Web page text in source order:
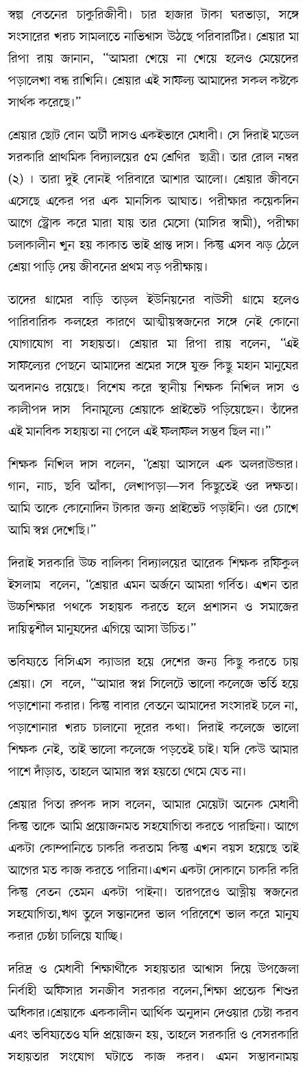
স্বল্প বেতনের চাকুরিজীবী। চার হাজার টাকা ঘরভাড়া, সঙ্গে
সংসারের খরচ সামলাতে নাভিশ্বাস উঠছে পরিবারটির। শ্রেয়ার মা
রিপা রায় জানান, “আমরা খেয়ে না খেয়ে হলেও মেয়েদের
পড়ালেখা বন্ধ রাখিনি। শ্রেয়ার এই সাফল্য আমাদের সকল কষ্টকে
সার্থক করেছে।”
শ্রেয়ার ছোট বোন অর্চী দাসও একইভাবে মেধাবী। সে দিরাই মডেল
সরকারি প্রাথমিক বিদ্যালয়ের ৫ম শ্রেণির ছাত্রী। তার রোল নম্বর
(২) । তারা দুই বোনই পরিবারে আশার আলো। শ্রেয়ার জীবনে
এসেছে একের পর এক মানসিক আঘাত। পরীক্ষার কয়েকদিন
আগে স্ট্রোক করে মারা যায় তার মেসো (মাসির স্বামী), পরীক্ষা
চলাকালীন খুন হয় কাকাত ভাই প্রান্ত দাস। কিন্তু এসব ঝড় ঠেলে
শ্রেয়া পাড়ি দেয় জীবনের প্রথম বড় পরীক্ষায়।
তাদের গ্রামের বাড়ি তাড়ল ইউনিয়নের বাউসী গ্রামে হলেও
পারিবারিক কলহের কারণে আত্মীয়স্বজনের সঙ্গে নেই কোনো
যোগাযোগ বা সহায়তা। শ্রেয়ার মা রিপা রায় বলেন, “এই
সাফল্যের পেছনে আমাদের শ্রমের সঙ্গে যুক্ত কিছু মহান মানুষের
অবদানও রয়েছে। বিশেষ করে স্থানীয় শিক্ষক নিখিল দাস ও
কালীপদ দাস বিনামূল্যে শ্রেয়াকে প্রাইভেট পড়িয়েছেন। তাঁদের
এই মানবিক সহায়তা না পেলে এই ফলাফল সম্ভব ছিল না।”
শিক্ষক নিখিল দাস বলেন, “শ্রেয়া আসলে এক অলরাউন্ডার।
গান, নাচ, ছবি আঁকা, লেখাপড়া—সব কিছুতেই ওর দক্ষতা।
আমি তাকে কোনোদিন টাকার জন্য প্রাইভেট পড়াইনি। ওর চোখে
আমি স্বপ্ন দেখেছি।”
দিরাই সরকারি উচ্চ বালিকা বিদ্যালয়ের আরেক শিক্ষক রফিকুল
ইসলাম বলেন, “শ্রেয়ার এমন অর্জনে আমরা গর্বিত। এখন তার
উচ্চশিক্ষার পথকে সহায়ক করতে হলে প্রশাসন ও সমাজের
দায়িত্বশীল মানুষদের এগিয়ে আসা উচিত।”
ভবিষ্যতে বিসিএস ক্যাডার হয়ে দেশের জন্য কিছু করতে চায়
শ্রেয়া। সে বলে, “আমার স্বপ্ন সিলেটে ভালো কলেজে ভর্তি হয়ে
পড়াশোনা করার। কিন্তু বাবার বেতনে আমাদের সংসারই চলে না,
পড়াশোনার খরচ চালানো দূরের কথা। দিরাই কলেজে ভালো
শিক্ষক নেই, তাই ভালো কলেজে পড়তেই চাই। যদি কেউ আমার
পাশে দাঁড়াত, তাহলে আমার স্বপ্ন হয়তো থেমে যেত না।
শ্রেয়ার পিতা রুপক দাস বলেন, আমার মেয়েটা অনেক মেধাবী
কিন্তু তাকে আমি প্রয়োজনমত সহযোগিতা করতে পারছিনা। আগে
একটা কোম্পানিতে চাকরি করতাম কিন্তু এখন বয়স হয়েছে তাই
আগের মত কাজ করতে পারিনা।এখন একটা দোকানে চাকরি করি
কিন্তু বেতন তেমন একটা পাইনা। তারপরেও আত্নীয় স্বজনের
সহযোগিতা,ঋণ তুলে সন্তানদের ভাল পরিবেশে ভাল করে মানুষ
করার চেষ্ঠা চালিয়ে যাচ্ছি।
দরিদ্র ও মেধাবী শিক্ষার্থীকে সহায়তার আশ্বাস দিয়ে উপজেলা
নির্বাহী অফিসার সনজীব সরকার বলেন,শিক্ষা প্রত্যেক শিশুর
অধিকার।শ্রেয়াকে এককালীন আর্থিক অনুদান দেওয়ার চেষ্টা করব
এবং ভবিষ্যতেও যদি প্রয়োজন হয়, তাহলে সরকারি ও বেসরকারি
সহায়তার সংযোগ ঘটাতে কাজ করব। এমন সম্ভাবনাময়